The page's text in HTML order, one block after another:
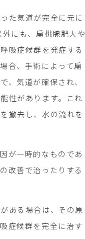
た気道が完全に元に
にも、扁桃腺肥大
吸症候群を発症する
合、手術によって扁
、気道が確保され、
性があります。これ
撤去し、水の流れを
が一時的なものであ
改善で治ったりする
ある場合は、その原
症候群を完全に治す